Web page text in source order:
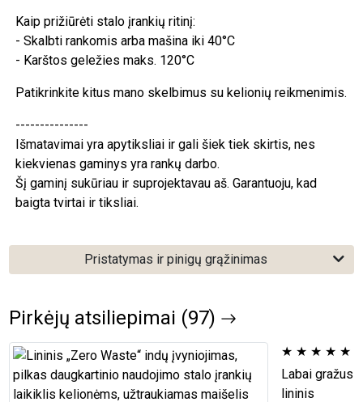
Kaip prižiūrėti stalo įrankių ritinį:
- Skalbti rankomis arba mašina iki 40°C
- Karštos geležies maks. 120°C
Patikrinkite kitus mano skelbimus su kelionių reikmenimis.
---------------
Išmatavimai yra apytiksliai ir gali šiek tiek skirtis, nes
kiekvienas gaminys yra rankų darbo.
Šį gaminį sukūriau ir suprojektavau aš. Garantuoju, kad
baigta tvirtai ir tiksliai.
Pristatymas ir pinigų grąžinimas
Pirkėjų atsiliepimai (97)
★ ★ ★ ★ ★
Labai gražus
lininis